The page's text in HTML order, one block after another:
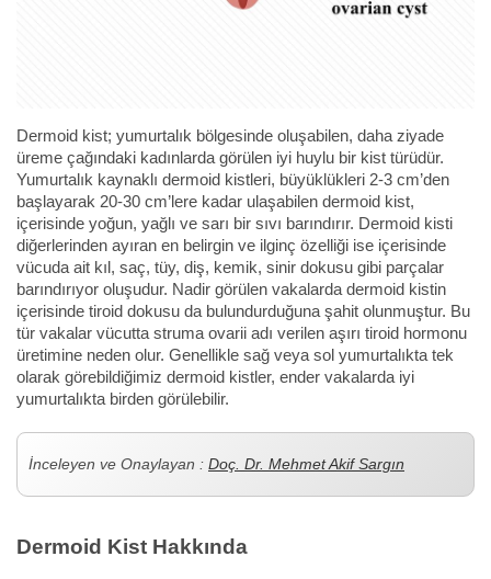
Dermoid kist; yumurtalık bölgesinde oluşabilen, daha ziyade
üreme çağındaki kadınlarda görülen iyi huylu bir kist türüdür.
Yumurtalık kaynaklı dermoid kistleri, büyüklükleri 2-3 cm’den
başlayarak 20-30 cm’lere kadar ulaşabilen dermoid kist,
içerisinde yoğun, yağlı ve sarı bir sıvı barındırır. Dermoid kisti
diğerlerinden ayıran en belirgin ve ilginç özelliği ise içerisinde
vücuda ait kıl, saç, tüy, diş, kemik, sinir dokusu gibi parçalar
barındırıyor oluşudur. Nadir görülen vakalarda dermoid kistin
içerisinde tiroid dokusu da bulundurduğuna şahit olunmuştur. Bu
tür vakalar vücutta struma ovarii adı verilen aşırı tiroid hormonu
üretimine neden olur. Genellikle sağ veya sol yumurtalıkta tek
olarak görebildiğimiz dermoid kistler, ender vakalarda iyi
yumurtalıkta birden görülebilir.
İnceleyen ve Onaylayan : Doç. Dr. Mehmet Akif Sargın
Dermoid Kist Hakkında